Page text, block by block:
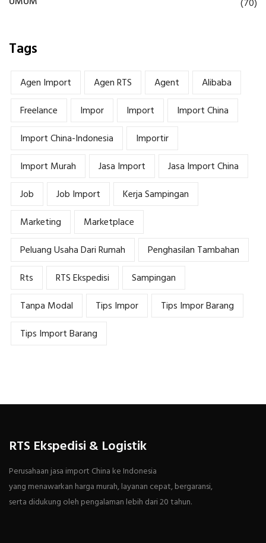
(70)
Tags
Agen Import Agen RTS Agent
Alibaba
Freelance
Impor Import
Import China
Import China-Indonesia
Importir
Import Murah
Jasa Import
Jasa Import China
Job
Job Import
Kerja Sampingan
Marketing
Marketplace
Peluang Usaha Dari Rumah
Penghasilan Tambahan
Rts
RTS Ekspedisi
Sampingan
Tanpa Modal
Tips Impor
Tips Impor Barang
Tips Import Barang
RTS Ekspedisi & Logistik
Perusahaan jasa import China ke Indonesia
yang menawarkan harga murah, layanan cepat, bergaransi,
serta didukung oleh pengalaman lebih dari 20 tahun.